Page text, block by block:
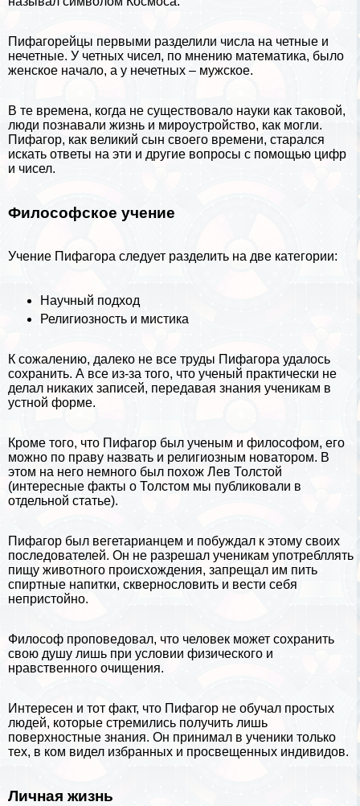
Пифагорейцы первыми разделили числа на четные и
нечетные. У четных чисел, по мнению математика, было
женское начало, а у нечетных – мужское.
В те времена, когда не существовало науки как таковой,
люди познавали жизнь и мироустройство, как могли.
Пифагор, как великий сын своего времени, старался
искать ответы на эти и другие вопросы с помощью цифр
и чисел.
Философское учение
Учение Пифагора следует разделить на две категории:
Научный подход
Религиозность и мистика
К сожалению, далеко не все труды Пифагора удалось
сохранить. А все из-за того, что ученый пpaктически не
делал никаких записей, передавая знания ученикам в
устной форме.
Кроме того, что Пифагор был ученым и философом, его
можно по праву назвать и религиозным новатором. В
этом на него немного был похож Лев Толстой
(интересные факты о Толстом мы публиковали в
отдельной статье).
Пифагор был вегетарианцем и побуждал к этому своих
последователей. Он не разрешал ученикам употрeбллять
пищу животного происхождения, запрещал им пить
спиртные напитки, сквернословить и вести себя
непристойно.
Философ проповедовал, что человек может сохранить
свою душу лишь при условии физического и
нравственного очищения.
Интересен и тот факт, что Пифагор не обучал простых
людей, которые стремились получить лишь
поверхностные знания. Он принимал в ученики только
тех, в ком видел избранных и просвещенных индивидов.
Личная жизнь